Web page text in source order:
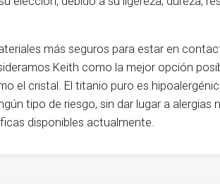
más seguros para estar en
Keith como la mejor opción
el cristal. El titanio puro es
tipo de riesgo, sin dar lugar a alergias
disponibles actualmente.